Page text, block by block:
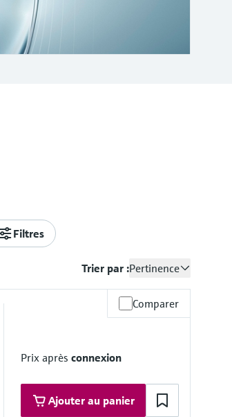
Filtres
Trier par :Pertinence
Comparer
Prix après connexion
Ajouter au panier